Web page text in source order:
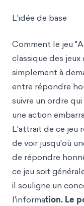
L'idée de base
Comment le jeu
classique des
simplement à
entre répondre
suivre un ordre
une action
L'attrait de ce jeu
de voir jusqu'où
de répondre
ce jeu soit
il souligne un
l'information. Le